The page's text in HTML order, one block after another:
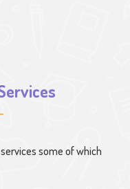
some of which